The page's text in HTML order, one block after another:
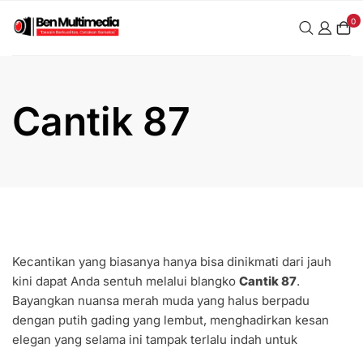
0
Cantik 87
Kecantikan yang biasanya hanya bisa dinikmati dari jauh
kini dapat Anda sentuh melalui blangko Cantik 87.
Bayangkan nuansa merah muda yang halus berpadu
dengan putih gading yang lembut, menghadirkan kesan
elegan yang selama ini tampak terlalu indah untuk